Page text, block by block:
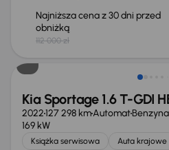
Najniższa cena z 30 dni przed
obniżką
112 000 zł
Taniej o 2 000 zł
Kia Sportage 1.6 T-GDI
2022127 298 kmAutomat
169 kW
Książka serwisowa Auta krajowe